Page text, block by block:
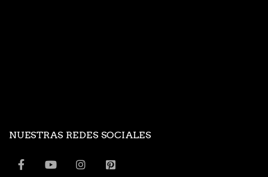
NUESTRAS REDES SOCIALES